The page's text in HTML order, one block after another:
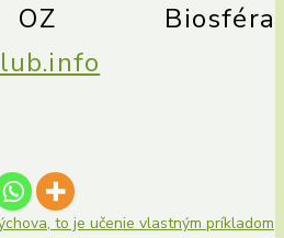
Biosféra
to je učenie vlastným príkladom